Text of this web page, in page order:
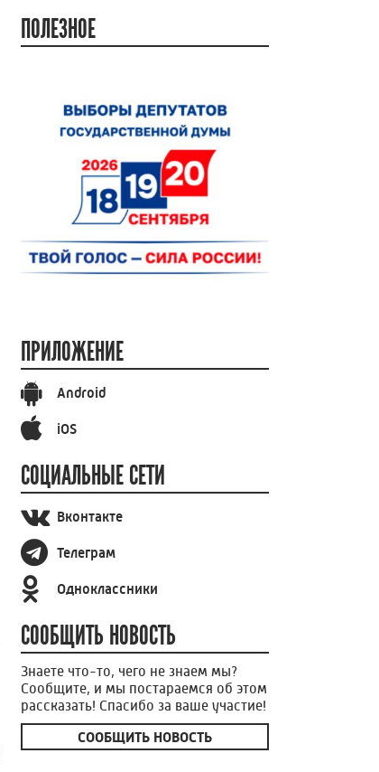
ПОЛЕЗНОЕ
ПРИЛОЖЕНИЕ
Android
iOS
СОЦИАЛЬНЫЕ СЕТИ
Вконтакте
Телеграм
Одноклассники
СООБЩИТЬ НОВОСТЬ
Знаете что-то, чего не знаем мы?
Сообщите, и мы постараемся об этом
рассказать! Спасибо за ваше участие!
СООБЩИТЬ НОВОСТЬ